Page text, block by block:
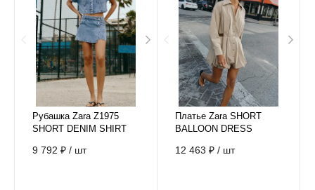
Рубашка Zara Z1975
SHORT DENIM SHIRT
9 792 ₽ / шт
Платье Zara SHORT
BALLOON DRESS
12 463 ₽ / шт